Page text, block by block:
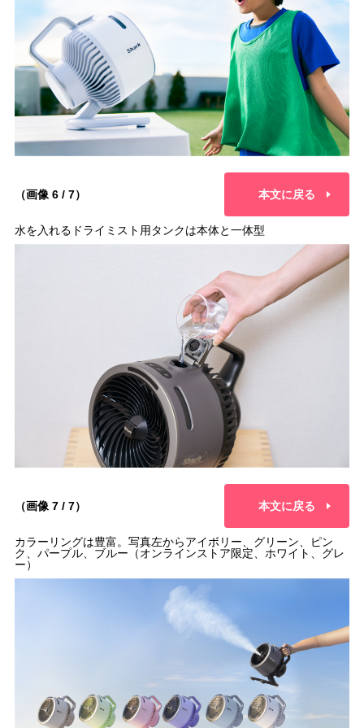
（画像 6 / 7） 本文に戻る
水を入れるドライミスト用タンクは本体と一体型
（画像 7 / 7） 本文に戻る
カラーリングは豊富。写真左からアイボリー、グリーン、ピン
ク、パープル、ブルー（オンラインストア限定、ホワイト、グレ
ー）